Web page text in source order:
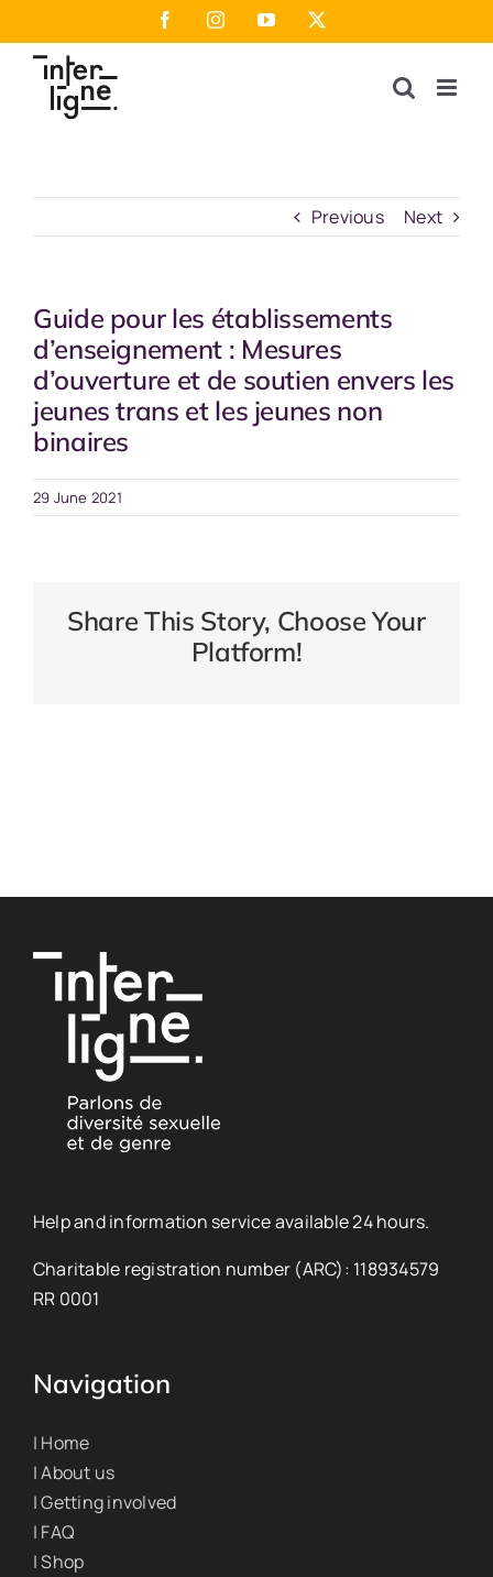
to
content
FacebookInstagramYouTube
Previous Next
Guide pour les établissements
d’enseignement : Mesures
d’ouverture et de soutien envers les
jeunes trans et les jeunes non
binaires
29 June 2021
Share This Story, Choose Your
Platform!
Help and information service available 24 hours.
Charitable registration number (ARC): 118934579
RR 0001
Navigation
| Home
| About us
| Getting involved
| FAQ
| Shop